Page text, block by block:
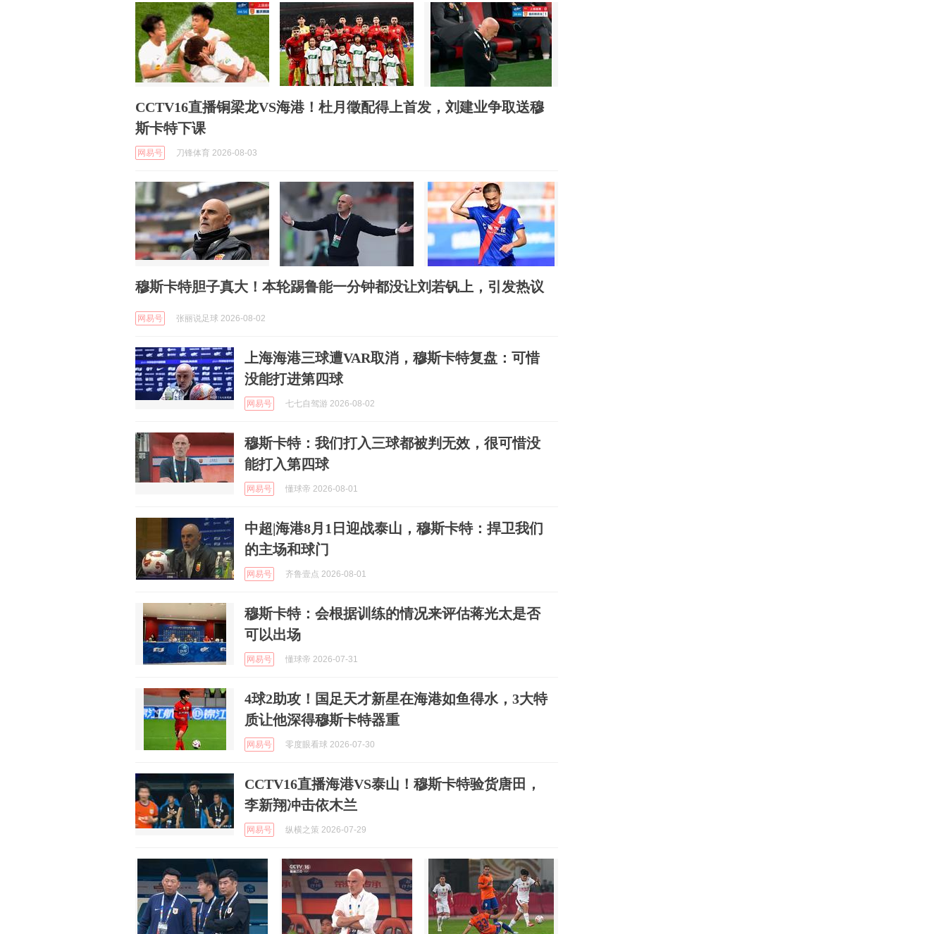
CCTV16直播铜梁龙VS海港！杜月徵配得上首发，刘建业争取送穆
斯卡特下课
网易号 刀锋体育 2026-08-03
穆斯卡特胆子真大！本轮踢鲁能一分钟都没让刘若钒上，引发热议
网易号 张丽说足球 2026-08-02
上海海港三球遭VAR取消，穆斯卡特复盘：可惜
没能打进第四球
网易号 七七自驾游 2026-08-02
穆斯卡特：我们打入三球都被判无效，很可惜没
能打入第四球
网易号 懂球帝 2026-08-01
中超|海港8月1日迎战泰山，穆斯卡特：捍卫我们
的主场和球门
网易号 齐鲁壹点 2026-08-01
穆斯卡特：会根据训练的情况来评估蒋光太是否
可以出场
网易号 懂球帝 2026-07-31
4球2助攻！国足天才新星在海港如鱼得水，3大特
质让他深得穆斯卡特器重
网易号 零度眼看球 2026-07-30
CCTV16直播海港VS泰山！穆斯卡特验货唐田，
李新翔冲击依木兰
网易号 纵横之策 2026-07-29